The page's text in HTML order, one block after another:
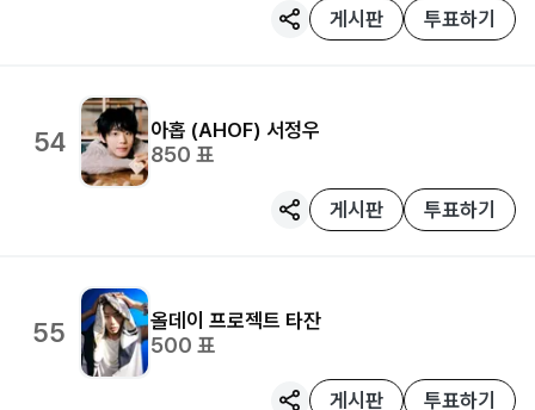
게시판 투표하기
54 아홉 (AHOF) 서정우
850 표
게시판 투표하기
55 올데이 프로젝트 타잔
500 표
게시판 투표하기